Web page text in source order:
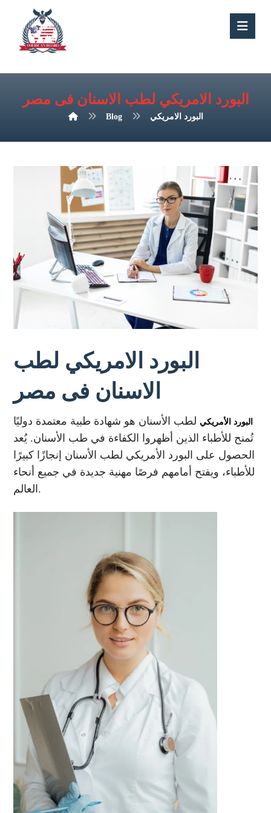
البورد الامريكي لطب الاسنان فى مصر
Blog البورد الامريكي
البورد الامريكي لطب
الاسنان فى مصر
البورد الأمريكي لطب الأسنان هو شهادة طبية معتمدة دوليًا
تُمنح للأطباء الذين أظهروا الكفاءة في طب الأسنان. يُعد
الحصول على البورد الأمريكي لطب الأسنان إنجازًا كبيرًا
للأطباء، ويفتح أمامهم فرصًا مهنية جديدة في جميع أنحاء
العالم.